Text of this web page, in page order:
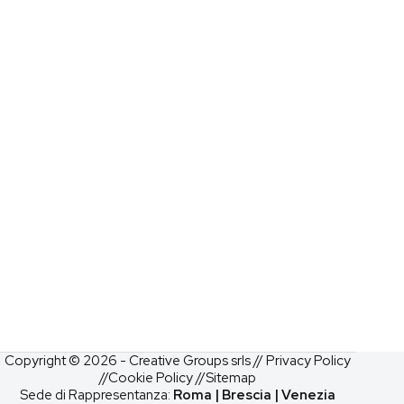
Copyright © 2026 - Creative Groups srls //Privacy Policy
//Cookie Policy//Sitemap
Sede di Rappresentanza: Roma | Brescia | Venezia